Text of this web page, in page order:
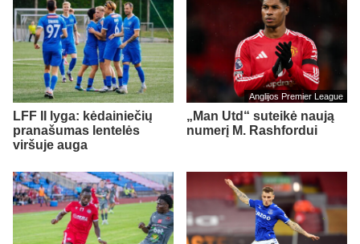
LFF II lyga: kėdainiečių
pranašumas lentelės
viršuje auga
Anglijos Premier League
„Man Utd“ suteikė naują
numerį M. Rashfordui